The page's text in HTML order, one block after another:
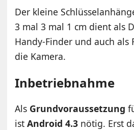
Der kleine
3 mal 3 mal 1 cm dient als
Handy-Finder und auch als
die Kamera.
Inbetriebnahme
Als Grundvoraussetzung
istAndroid 4.3 nötig. Erst